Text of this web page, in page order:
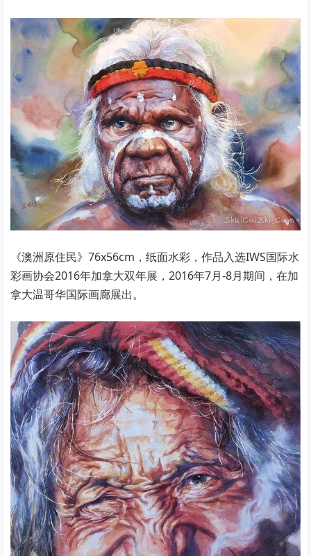
《澳洲原住民》76x56cm，纸面水彩，作品入选IWS国际水
彩画协会2016年加拿大双年展，2016年7月-8月期间，在加
拿大温哥华国际画廊展出。